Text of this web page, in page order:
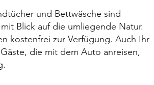
und Bettwäsche sind
Blick auf die umliegende Natur.
kostenfrei zur Verfügung. Auch Ihr
die mit dem Auto anreisen,